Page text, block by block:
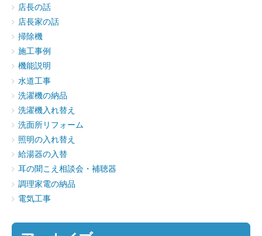
店長の話
店長家の話
掃除機
施工事例
機能説明
水道工事
洗濯機の納品
洗濯機入れ替え
洗面所リフォーム
照明の入れ替え
給湯器の入替
耳の聞こえ相談会・補聴器
調理家電の納品
電気工事